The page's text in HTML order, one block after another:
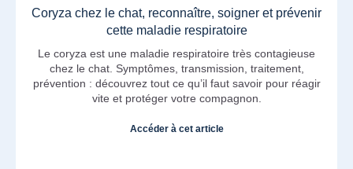
Coryza chez le chat, reconnaître, soigner et prévenir
cette maladie respiratoire
Le coryza est une maladie respiratoire très contagieuse
chez le chat. Symptômes, transmission, traitement,
prévention : découvrez tout ce qu’il faut savoir pour réagir
vite et protéger votre compagnon.
Accéder à cet article